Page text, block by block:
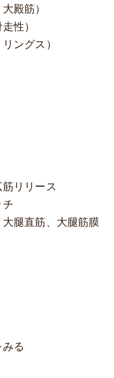
殿筋）
性）
ングス）
リリース
腿直筋、大腿筋膜
る